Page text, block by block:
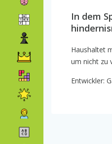
In dem
Haushaltet
um nicht zu
Entwickler: